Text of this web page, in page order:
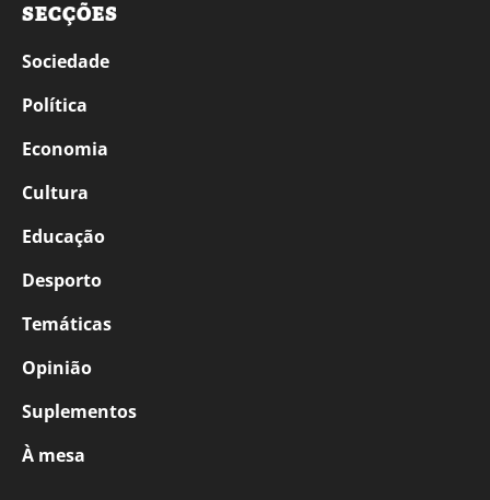
SECÇÕES
Sociedade
Política
Economia
Cultura
Educação
Desporto
Temáticas
Opinião
Suplementos
À mesa